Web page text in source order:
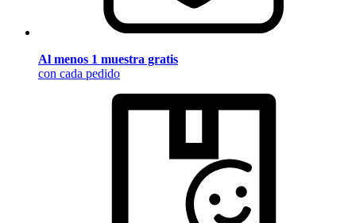
Al menos 1 muestra gratis
con cada pedido